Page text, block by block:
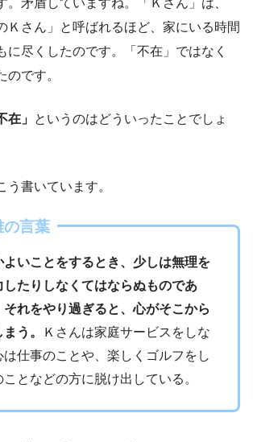
。矛盾していますね。「Ｋさん」は、
Ｋさん」と呼ばれるほど、家にいる時間
に尽くしたのです。「不在」ではなく
のです。
在」 というのはどういったことでしょ
書いています。
の言葉
よいことをするとき、少しは無理を
したりしなくてはならぬものであ
それをやり過ぎると、心がそこから
う。
Ｋさんは家庭サービスをしな
は仕事のことや、楽しくゴルフをし
となどの方に脱け出している。